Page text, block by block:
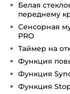
Белая
переднему
Сенсорная
PRO
Таймер на
Функция
Функция
Функция